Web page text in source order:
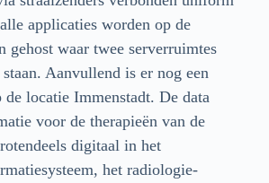
applicaties worden op de
gehost waar twee serverruimtes
Aanvullend is er nog een
de locatie Immenstadt. De data
voor de therapieën van de
digitaal in het
het radiologie-